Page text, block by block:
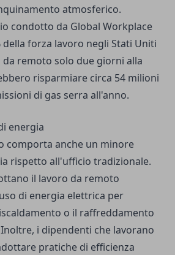
atmosferico.
condotto da Global Workplace
della forza lavoro negli Stati Uniti
remoto solo due giorni alla
risparmiare circa 54 milioni
di gas serra all'anno.
energia
comporta anche un minore
rispetto all'ufficio tradizionale.
il lavoro da remoto
di energia elettrica per
o il raffreddamento
i dipendenti che lavorano
pratiche di efficienza